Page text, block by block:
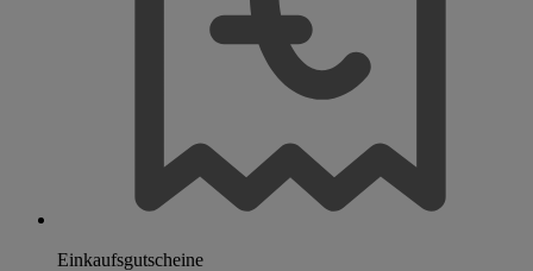
Einkaufsgutscheine